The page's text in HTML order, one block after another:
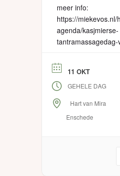
meer info:
https://miekevos.nl/
agenda/kasjmierse-
tantramassagedag-
EARLYBIRD t/m 31
dag vol zachtheid,
verbinding en
Een dag waarin jij
voelen en
dag helemaal voor
te verbinden met
11 OKT
GEHELE DAG
Hart van Mira
Enschede